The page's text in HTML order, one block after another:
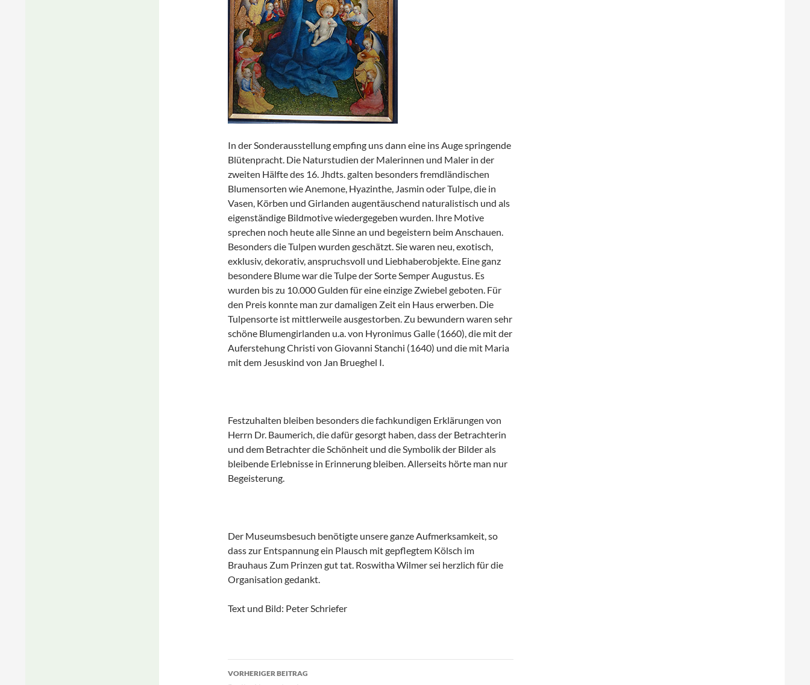
In der Sonderausstellung empfing uns dann eine ins Auge springende
Blütenpracht. Die Naturstudien der Malerinnen und Maler in der
zweiten Hälfte des 16. Jhdts. galten besonders fremdländischen
Blumensorten wie Anemone, Hyazinthe, Jasmin oder Tulpe, die in
Vasen, Körben und Girlanden augentäuschend naturalistisch und als
eigenständige Bildmotive wiedergegeben wurden. Ihre Motive
sprechen noch heute alle Sinne an und begeistern beim Anschauen.
Besonders die Tulpen wurden geschätzt. Sie waren neu, exotisch,
exklusiv, dekorativ, anspruchsvoll und Liebhaberobjekte. Eine ganz
besondere Blume war die Tulpe der Sorte Semper Augustus. Es
wurden bis zu 10.000 Gulden für eine einzige Zwiebel geboten. Für
den Preis konnte man zur damaligen Zeit ein Haus erwerben. Die
Tulpensorte ist mittlerweile ausgestorben. Zu bewundern waren sehr
schöne Blumengirlanden u.a. von Hyronimus Galle (1660), die mit der
Auferstehung Christi von Giovanni Stanchi (1640) und die mit Maria
mit dem Jesuskind von Jan Brueghel I.
Festzuhalten bleiben besonders die fachkundigen Erklärungen von
Herrn Dr. Baumerich, die dafür gesorgt haben, dass der Betrachterin
und dem Betrachter die Schönheit und die Symbolik der Bilder als
bleibende Erlebnisse in Erinnerung bleiben. Allerseits hörte man nur
Begeisterung.
Der Museumsbesuch benötigte unsere ganze Aufmerksamkeit, so
dass zur Entspannung ein Plausch mit gepflegtem Kölsch im
Brauhaus Zum Prinzen gut tat. Roswitha Wilmer sei herzlich für die
Organisation gedankt.
Text und Bild: Peter Schriefer
Beitragsnavigation
VORHERIGER BEITRAG